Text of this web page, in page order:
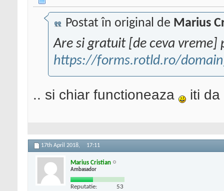
Postat în original de Marius
Are si gratuit [de ceva vreme]
https://forms.rotld.ro/
.. si chiar functioneaza iti da
17th April 2018, 17:11
Marius Cristian
Ambasador
Reputatie: 53